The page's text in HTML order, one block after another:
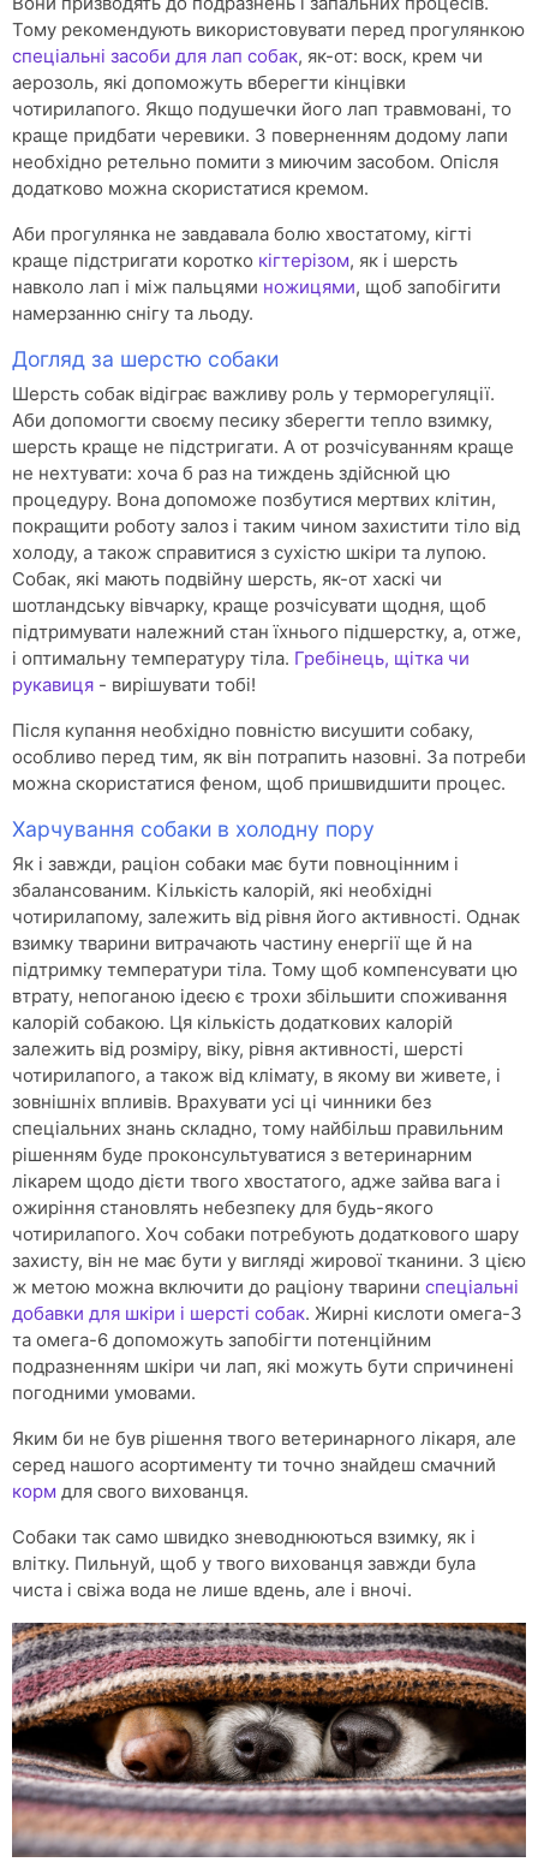
Тому рекомендують використовувати перед прогулянкою
спеціальні засоби для лап собак, як-от: воск, крем чи
аерозоль, які допоможуть вберегти кінцівки
чотирилапого. Якщо подушечки його лап травмовані, то
краще придбати черевики. З поверненням додому лапи
необхідно ретельно помити з миючим засобом. Опісля
додатково можна скористатися кремом.
Аби прогулянка не завдавала болю хвостатому, кігті
краще підстригати коротко кігтерізом, як і шерсть
навколо лап і між пальцями ножицями, щоб запобігити
намерзанню снігу та льоду.
Догляд за шерстю собаки
Шерсть собак відіграє важливу роль у терморегуляції.
Аби допомогти своєму песику зберегти тепло взимку,
шерсть краще не підстригати. А от розчісуванням краще
не нехтувати: хоча б раз на тиждень здійснюй цю
процедуру. Вона допоможе позбутися мертвих клітин,
покращити роботу залоз і таким чином захистити тіло від
холоду, а також справитися з сухістю шкіри та лупою.
Собак, які мають подвійну шерсть, як-от хаскі чи
шотландську вівчарку, краще розчісувати щодня, щоб
підтримувати належний стан їхнього підшерстку, а, отже,
і оптимальну температуру тіла. Гребінець, щітка чи
рукавиця - вирішувати тобі!
Після купання необхідно повністю висушити собаку,
особливо перед тим, як він потрапить назовні. За потреби
можна скористатися феном, щоб пришвидшити процес.
Харчування собаки в холодну пору
Як і завжди, раціон собаки має бути повноцінним і
збалансованим. Кількість калорій, які необхідні
чотирилапому, залежить від рівня його активності. Однак
взимку тварини витрачають частину енергії ще й на
підтримку температури тіла. Тому щоб компенсувати цю
втрату, непоганою ідеєю є трохи збільшити споживання
калорій собакою. Ця кількість додаткових калорій
залежить від розміру, віку, рівня активності, шерсті
чотирилапого, а також від клімату, в якому ви живете, і
зовнішніх впливів. Врахувати усі ці чинники без
спеціальних знань складно, тому найбільш правильним
рішенням буде проконсультуватися з ветеринарним
лікарем щодо дієти твого хвостатого, адже зайва вага і
ожиріння становлять небезпеку для будь-якого
чотирилапого. Хоч собаки потребують додаткового шару
захисту, він не має бути у вигляді жирової тканини. З цією
ж метою можна включити до раціону тварини спеціальні
добавки для шкіри і шерсті собак. Жирні кислоти омега-3
та омега-6 допоможуть запобігти потенційним
подразненням шкіри чи лап, які можуть бути спричинені
погодними умовами.
Яким би не був рішення твого ветеринарного лікаря, але
серед нашого асортименту ти точно знайдеш смачний
корм для свого вихованця.
Собаки так само швидко зневоднюються взимку, як і
влітку. Пильнуй, щоб у твого вихованця завжди була
чиста і свіжа вода не лише вдень, але і вночі.